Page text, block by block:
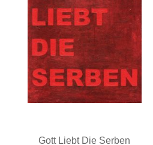
Gott Liebt Die Serben